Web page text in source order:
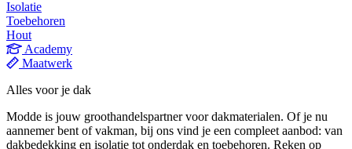
Isolatie
Toebehoren
Hout
Academy
Maatwerk
Alles voor je dak
Modde is jouw groothandelspartner voor dakmaterialen. Of je nu
aannemer bent of vakman, bij ons vind je een compleet aanbod: van
dakbedekking en isolatie tot onderdak en toebehoren. Reken op